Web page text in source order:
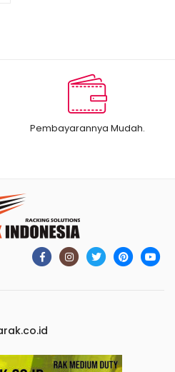
Pembayarannya Mudah.